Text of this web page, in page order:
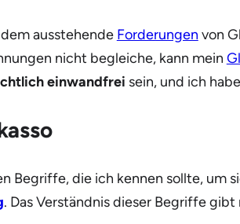
ausstehende Forderungen von
nicht begleiche, kann mein
einwandfrei sein, und ich
Begriffe, die ich kennen sollte,
. Das Verständnis dieser Begriffe